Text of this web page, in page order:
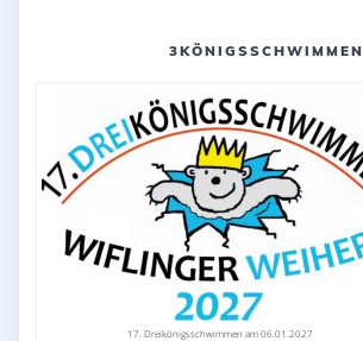
3KÖNIGSSCHWIMMEN
17. Dreikönigsschwimmen am 06.01.2027